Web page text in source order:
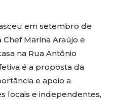
em setembro de
Marina Araújo e
na Rua Antônio
é a proposta da
e apoio a
locais e independentes,